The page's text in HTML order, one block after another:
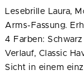
Lesebrille Laura,
Arms-Fassung.
4 Farben:
Verlauf, Classic
Sicht in einem